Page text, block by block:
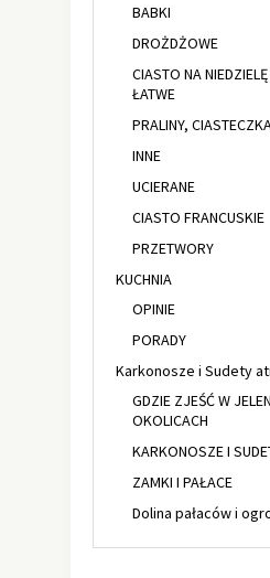
BABKI
DROŻDŻOWE
CIASTO NA
ŁATWE
PRALINY,
INNE
UCIERANE
CIASTO FRANCUSKIE
PRZETWORY
KUCHNIA
OPINIE
PORADY
Karkonosze i Sudety
GDZIE ZJEŚĆ W
OKOLICACH
KARKONOSZE I
ZAMKI I PAŁACE
Dolina pałaców i